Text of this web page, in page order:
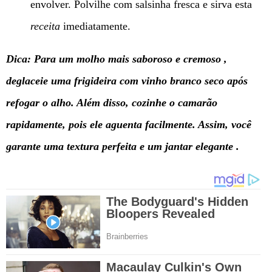
envolver. Polvilhe com salsinha fresca e sirva esta
receita imediatamente.
Dica: Para um molho mais saboroso e cremoso ,
deglaceie uma frigideira com vinho branco seco após
refogar o alho. Além disso, cozinhe o camarão
rapidamente, pois ele aguenta facilmente. Assim, você
garante uma textura perfeita e um jantar elegante .